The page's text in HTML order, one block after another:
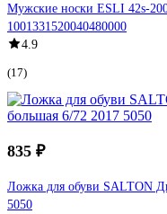
Мужские носки ESLI 42s-
1001331520040480000
4.9
(17)
835 ₽
Ложка для обуви SALTON
5050